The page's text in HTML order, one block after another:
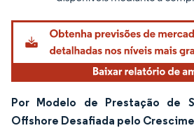
Por Modelo de Prestação de
Offshore Desafiada pelo